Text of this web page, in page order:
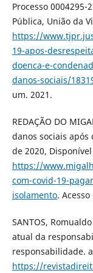
Processo 0004295-
Pública, União da
https://
19-apos-
doenca-e-
danos-sociais/
um. 2021.
REDAÇÃO DO
danos sociais
de 2020,
https://
com-covid-19-
isolamento.
SANTOS,
atual da
responsabilidade.
https://